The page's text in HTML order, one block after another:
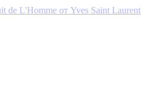
de L'Homme от Yves Saint Laurent